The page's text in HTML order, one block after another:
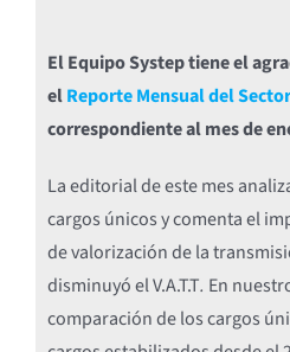
El Equipo Systep tiene el
elReporte Mensual del
correspondiente al mes de
La editorial de este mes
cargos únicos y comenta el
de valorización de la
disminuyó el V.A.T.T. En
comparación de los cargos